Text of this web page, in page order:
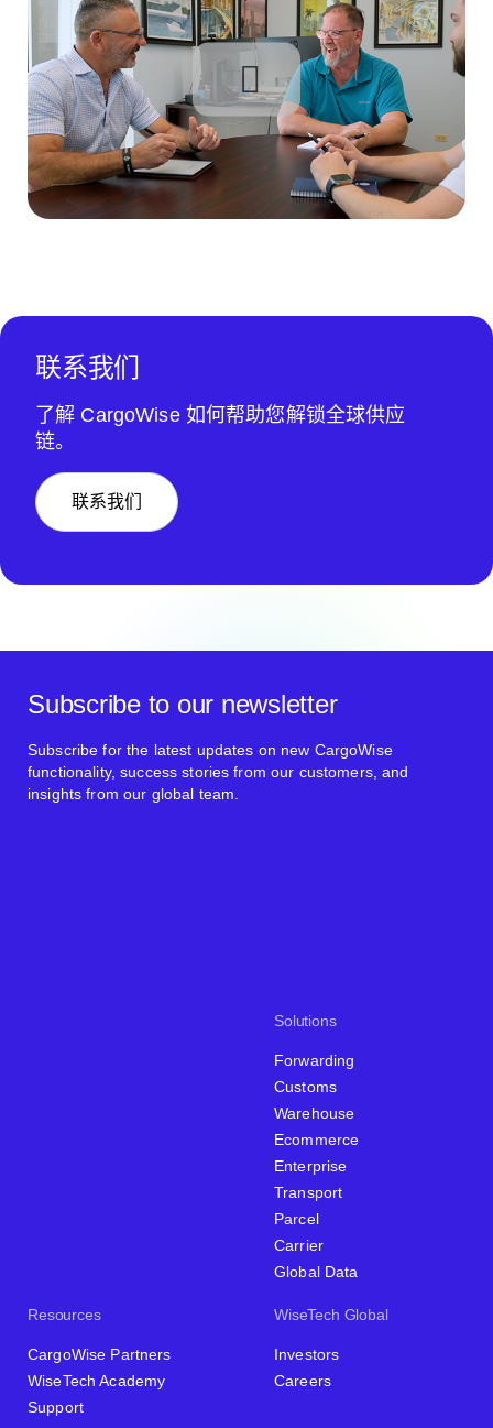
联系我们
了解 CargoWise 如何帮助您解锁全球供应
链。
联系我们
Solutions
Forwarding
Customs
Warehouse
Ecommerce
Enterprise
Transport
Parcel
Carrier
Global Data
Resources
CargoWise Partners
WiseTech Academy
Support
WiseTech Global
Investors
Careers
Subscribe to our newsletter
Subscribe for the latest updates on new CargoWise
functionality, success stories from our customers, and
insights from our global team.